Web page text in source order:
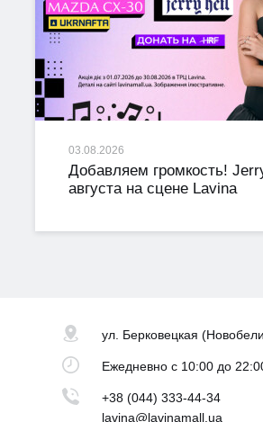
03.08.2026
Добавляем громкость!
августа на сцене Lavina
ул. Берковецкая
Ежедневнос 10:00 до
+38 (044) 333-44-34
lavina@lavinamall.ua